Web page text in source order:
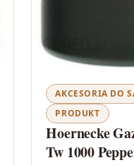
AKCESORIA DO
PRODUKT
Hoernecke
Tw 1000